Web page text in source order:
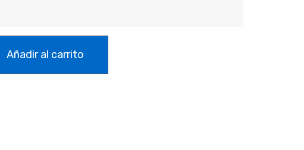
Añadir al carrito